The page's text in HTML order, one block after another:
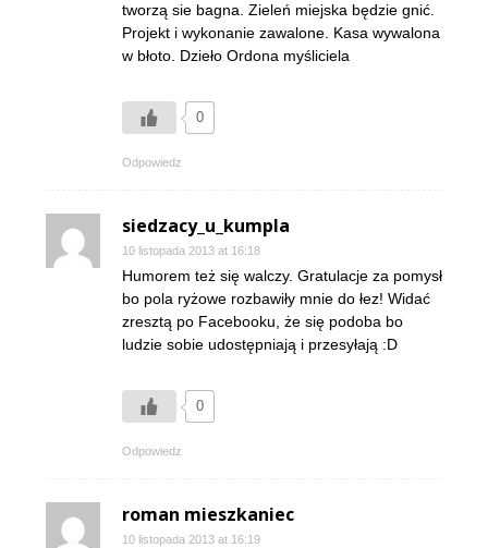
tworzą sie bagna. Zieleń miejska będzie gnić.
Projekt i wykonanie zawalone. Kasa wywalona
w błoto. Dzieło Ordona myśliciela
0
Odpowiedz
siedzacy_u_kumpla
10 listopada 2013 at 16:18
Humorem też się walczy. Gratulacje za pomysł
bo pola ryżowe rozbawiły mnie do łez! Widać
zresztą po Facebooku, że się podoba bo
ludzie sobie udostępniają i przesyłają :D
0
Odpowiedz
roman mieszkaniec
10 listopada 2013 at 16:19